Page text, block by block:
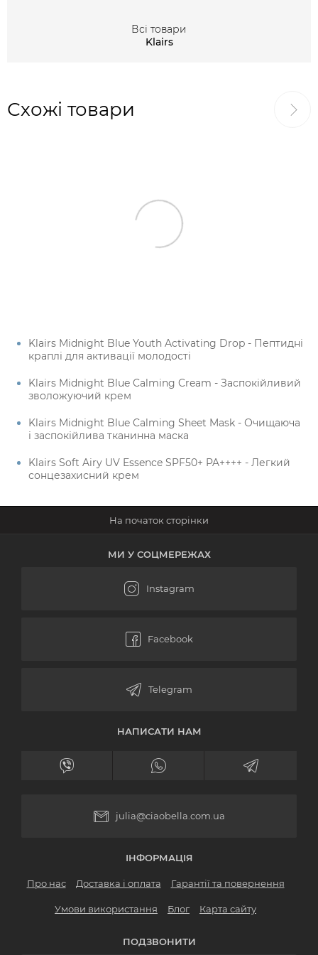
Всі товари
Klairs
Схожі товари
Klairs Midnight Blue Youth Activating Drop - Пептидні
краплі для активації молодості
Klairs Midnight Blue Calming Cream - Заспокійливий
зволожуючий крем
Klairs Midnight Blue Calming Sheet Mask - Очищаюча
і заспокійлива тканинна маска
Klairs Soft Airy UV Essence SPF50+ PA++++ - Легкий
сонцезахисний крем
МИ У СОЦМЕРЕЖАХ
НАПИСАТИ НАМ
julia@ciaobella.com.ua
ІНФОРМАЦІЯ
Про нас Доставка і оплата Гарантії та повернення
Умови використання Блог Карта сайту
ПОДЗВОНИТИ